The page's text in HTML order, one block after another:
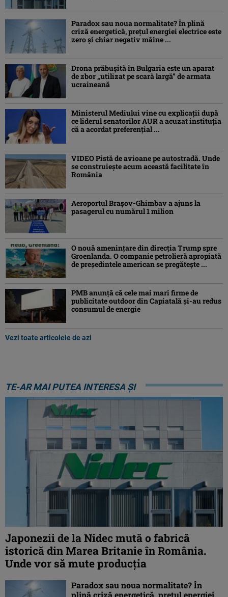
Paradox sau noua normalitate? În plină
criză energetică, prețul energiei electrice este
zero și chiar negativ mâine ...
Drona prăbuşită în Bulgaria este un aparat
de zbor „utilizat pe scară largă” de armata
ucraineană
Ministerul Mediului vine cu explicații după
ce liderul senatorilor AUR a acuzat instituția
că a acordat preferențial ...
VIDEO Pistă de avioane pe autostradă. Unde
se construiește acum această facilitate în
România
Aeroportul Brașov-Ghimbav a ajuns la
pasagerul cu numărul 1 milion
O nouă amenințare din direcția Trump spre
Groenlanda. O companie petrolieră apropiată
de președintele american se pregătește ...
PMB anunță că cele mai mari firme de
publicitate outdoor din Capiatală și-au redus
consumul de energie
Vezi toate articolele de azi
TE-AR MAI PUTEA INTERESA ȘI
Japonezii de la Nidec mută o fabrică
istorică din Marea Britanie în România.
Unde vor să mute producția
Paradox sau noua normalitate? În
plină criză energetică, prețul energiei